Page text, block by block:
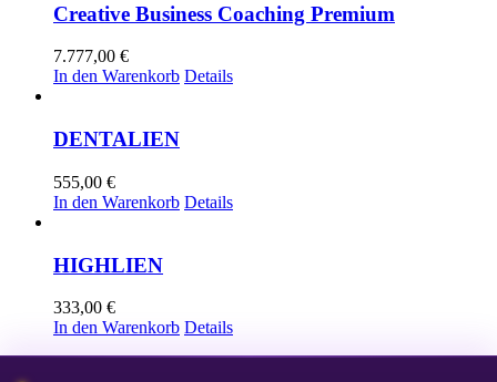
Creative Business Coaching Premium
7.777,00 €
In den Warenkorb Details
DENTALIEN
555,00 €
In den Warenkorb Details
HIGHLIEN
333,00 €
In den Warenkorb Details